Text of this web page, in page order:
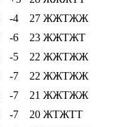
-4 27 ЖЖТЖЖ
-6 23 ЖЖТЖТ
-5 22 ЖЖТЖЖ
-7 22 ЖЖТЖЖ
-7 21 ЖЖТЖЖ
-7 20 ЖТЖТТ